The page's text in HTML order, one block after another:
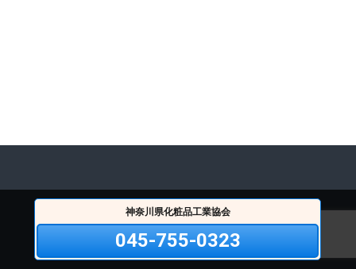
神奈川県化粧品工業協会
045-755-0323